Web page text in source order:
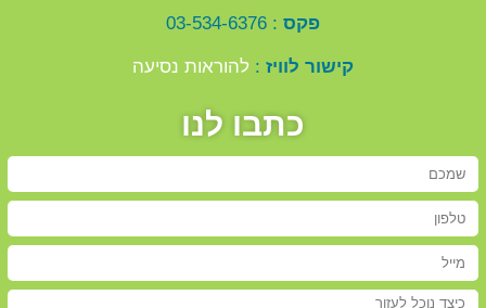
פקס : 03-534-6376
קישור לוויז : להוראות נסיעה
כתבו לנו